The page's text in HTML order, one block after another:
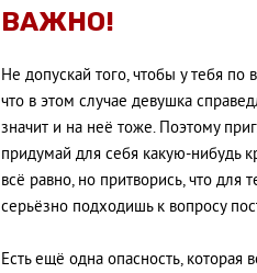
ВАЖНО!
Не допускай того, чтобы у тебя
что в этом случае девушка
значит и на неё тоже. Поэтому
придумай для себя какую-нибудь
всё равно, но притворись, что для
серьёзно подходишь к вопросу
Есть ещё одна опасность, которая